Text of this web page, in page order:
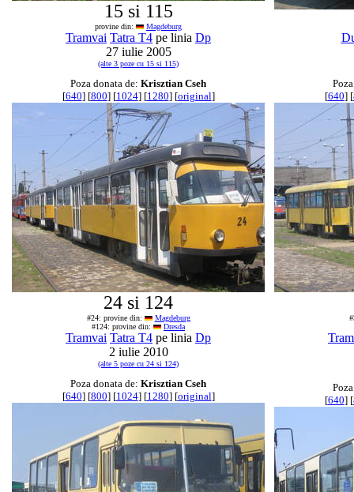
15 si 115
provine din: Magdeburg
Tramvai Tatra T4 pe linia Dp
27 iulie 2005
(alte 3 poze cu 15 si 115)
Poza donata de: Krisztian Cseh
[640] [800] [1024] [1280] [original]
24 si 124
#24: provine din:
Magdeburg
#124: provine din:
Dresda
Tramvai Tatra T4 pe linia Dp
2 iulie 2010
(alte 5 poze cu 24 si 124)
[640] [
Poza donata de: Krisztian Cseh
[640] [800] [1024] [1280] [original]
[640] [